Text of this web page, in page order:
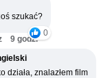
szukać?
0
9 godz.
działa, znalazłem film